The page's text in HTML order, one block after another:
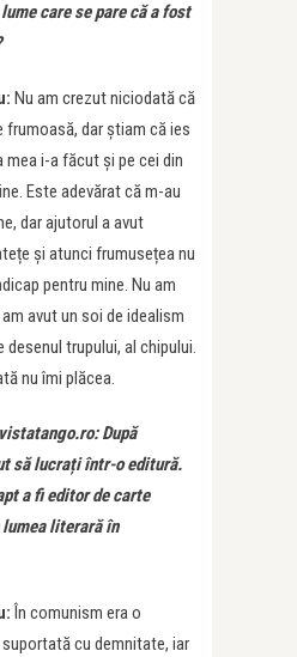
care se pare că a fost
Nu am crezut niciodată că
dar știam că ies
mea i-a făcut și pe cei din
Este adevărat că m-au
dar ajutorul a avut
și atunci frumusețea nu
pentru mine. Nu am
avut un soi de idealism
desenul trupului, al chipului.
nu îmi plăcea.
După
să lucrați într-o editură.
a fi editor de carte
literară în
În comunism era o
cu demnitate, iar